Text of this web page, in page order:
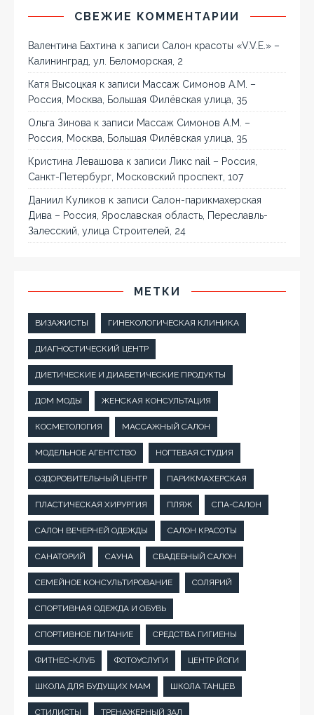
СВЕЖИЕ КОММЕНТАРИИ
Валентина Бахтина к записи Салон красоты «V.V.E.» –
Калининград, ул. Беломорская, 2
Катя Высоцкая к записи Массаж Симонов А.М. –
Россия, Москва, Большая Филёвская улица, 35
Ольга Зинова к записи Массаж Симонов А.М. –
Россия, Москва, Большая Филёвская улица, 35
Кристина Левашова к записи Ликс nail – Россия,
Санкт-Петербург, Московский проспект, 107
Даниил Куликов к записи Салон-парикмахерская
Дива – Россия, Ярославская область, Переславль-
Залесский, улица Строителей, 24
МЕТКИ
ВИЗАЖИСТЫ ГИНЕКОЛОГИЧЕСКАЯ КЛИНИКА
ДИАГНОСТИЧЕСКИЙ ЦЕНТР
ДИЕТИЧЕСКИЕ И ДИАБЕТИЧЕСКИЕ ПРОДУКТЫ
ДОМ МОДЫ ЖЕНСКАЯ КОНСУЛЬТАЦИЯ
КОСМЕТОЛОГИЯ МАССАЖНЫЙ САЛОН
МОДЕЛЬНОЕ АГЕНТСТВО НОГТЕВАЯ СТУДИЯ
ОЗДОРОВИТЕЛЬНЫЙ ЦЕНТР ПАРИКМАХЕРСКАЯ
ПЛАСТИЧЕСКАЯ ХИРУРГИЯ ПЛЯЖ СПА-САЛОН
САЛОН ВЕЧЕРНЕЙ ОДЕЖДЫ САЛОН КРАСОТЫ
САНАТОРИЙ САУНА СВАДЕБНЫЙ САЛОН
СЕМЕЙНОЕ КОНСУЛЬТИРОВАНИЕ СОЛЯРИЙ
СПОРТИВНАЯ ОДЕЖДА И ОБУВЬ
СПОРТИВНОЕ ПИТАНИЕ СРЕДСТВА ГИГИЕНЫ
ФИТНЕС-КЛУБ ФОТОУСЛУГИ ЦЕНТР ЙОГИ
ШКОЛА ДЛЯ БУДУЩИХ МАМ ШКОЛА ТАНЦЕВ
СТИЛИСТЫ ТРЕНАЖЕРНЫЙ ЗАЛ